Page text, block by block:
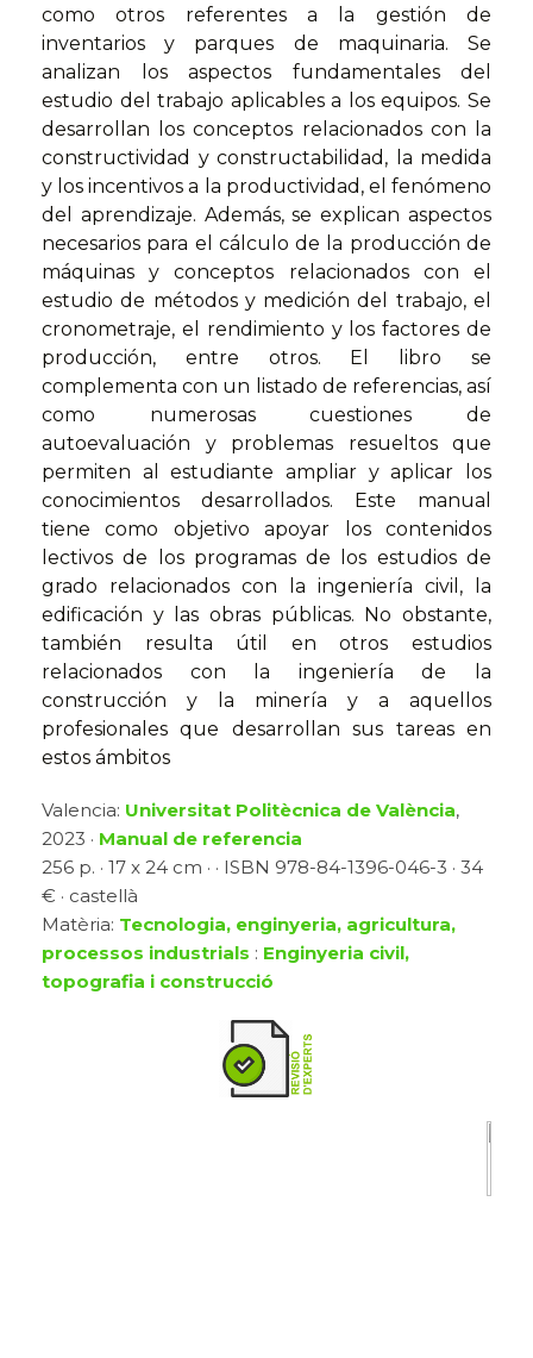
como otros referentes a la gestión de
inventarios y parques de maquinaria. Se
analizan los aspectos fundamentales del
estudio del trabajo aplicables a los equipos. Se
desarrollan los conceptos relacionados con la
constructividad y constructabilidad, la medida
y los incentivos a la productividad, el fenómeno
del aprendizaje. Además, se explican aspectos
necesarios para el cálculo de la producción de
máquinas y conceptos relacionados con el
estudio de métodos y medición del trabajo, el
cronometraje, el rendimiento y los factores de
producción, entre otros. El libro se
complementa con un listado de referencias, así
como numerosas cuestiones de
autoevaluación y problemas resueltos que
permiten al estudiante ampliar y aplicar los
conocimientos desarrollados. Este manual
tiene como objetivo apoyar los contenidos
lectivos de los programas de los estudios de
grado relacionados con la ingeniería civil, la
edificación y las obras públicas. No obstante,
también resulta útil en otros estudios
relacionados con la ingeniería de la
construcción y la minería y a aquellos
profesionales que desarrollan sus tareas en
estos ámbitos
Valencia: Universitat Politècnica de València,
2023 · Manual de referencia
256 p. · 17 x 24 cm · · ISBN 978-84-1396-046-3 · 34
€ · castellà
Matèria: Tecnologia, enginyeria, agricultura,
processos industrials : Enginyeria civil,
topografia i construcció